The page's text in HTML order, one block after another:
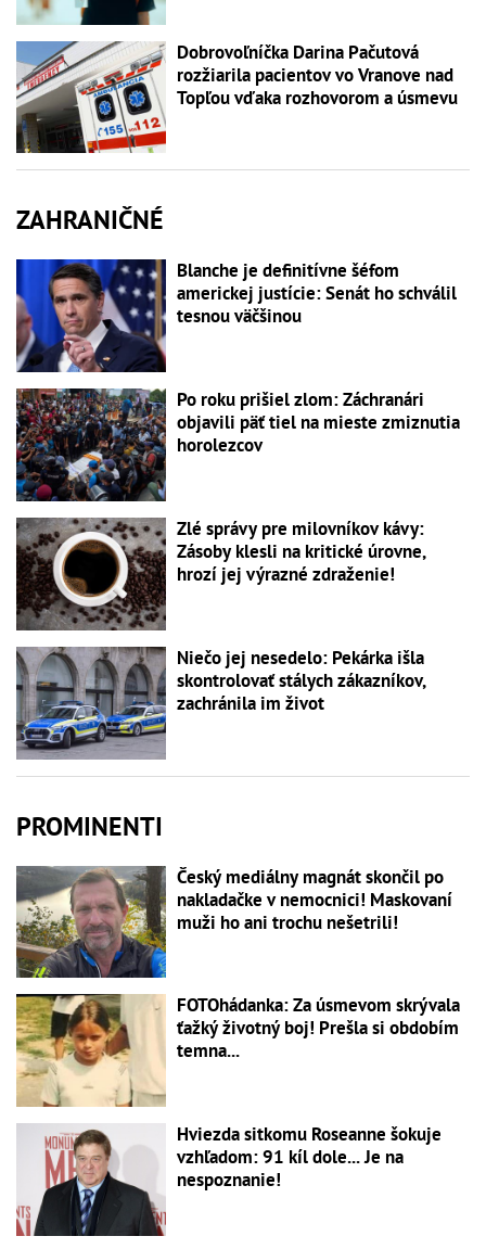
Dobrovoľníčka Darina Pačutová
rozžiarila pacientov vo Vranove nad
Topľou vďaka rozhovorom a úsmevu
ZAHRANIČNÉ
Blanche je definitívne šéfom
americkej justície: Senát ho schválil
tesnou väčšinou
Po roku prišiel zlom: Záchranári
objavili päť tiel na mieste zmiznutia
horolezcov
Zlé správy pre milovníkov kávy:
Zásoby klesli na kritické úrovne,
hrozí jej výrazné zdraženie!
Niečo jej nesedelo: Pekárka išla
skontrolovať stálych zákazníkov,
zachránila im život
PROMINENTI
Český mediálny magnát skončil po
nakladačke v nemocnici! Maskovaní
muži ho ani trochu nešetrili!
FOTOhádanka: Za úsmevom skrývala
ťažký životný boj! Prešla si obdobím
temna...
Hviezda sitkomu Roseanne šokuje
vzhľadom: 91 kíl dole... Je na
nespoznanie!